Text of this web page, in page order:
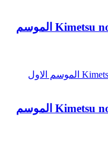
انمي قاتل الشياطين Kimetsu no Yaiba الموسم
انمي قاتل الشياطين Kimetsu no Yaiba الموسم